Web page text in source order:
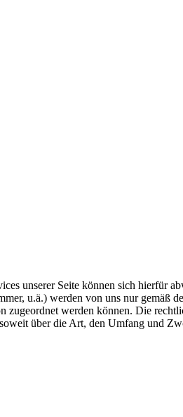
unserer Seite können sich hierfür
u.ä.) werden von uns nur gemäß
zugeordnet werden können. Die
über die Art, den Umfang und